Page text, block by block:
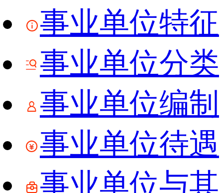
事业单位特征
事业单位分类
事业单位编制
事业单位待遇
事业单位与其